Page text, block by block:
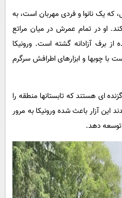
که یک نانوا و فردی مهربان است، به
او در تمام عمرش در میان مراتع
از برف آزادانه گشته است. ورونیکا
با چوبها و ابزارهای اطرافش سرگرم
ای هستند که تابستانها منطقه را
این آزار باعث شده ورونیکا به مرور
توسعه دهد.